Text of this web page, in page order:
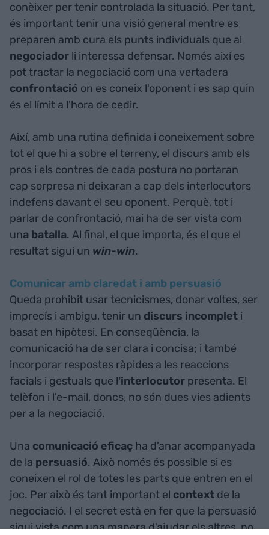
conèixer per tenir controlada la situació. Per tant,
és important tenir una visió general mentre es
preparen amb cura els punts individuals que al
negociador li interessa defensar. Només així es
pot tractar la negociació com una vertadera
confrontació on es coneix l'oponent i es sap quin
és el límit a l'hora de cedir.
Així, amb una rutina definida i coneixement sobre
tot el que hi a sobre el terreny, el discurs amb els
pros i els contres de cada postura no portaran
cap sorpresa ni deixaran a cap dels interlocutors
indefens davant el seu oponent. Perquè, tot i
parlar de confrontació, mai ha de ser vista com
una batalla. Al final, el que importa, és el que el
resultat sigui un win-win.
Comunicar amb claredat i amb persuasió
Queda prohibit usar tecnicismes, donar voltes, ser
imprecís i ambigu, tenir un discurs incomplet i
basat en hipòtesi. En conseqüència, la
comunicació ha de ser clara i concisa; i també
incorporar respostes ràpides a les reaccions
facials i gestuals que l'interlocutor presenta. El
telèfon i l'e-mail, doncs, no són dues vies adients
per a la negociació.
Una comunicació eficaç ha d'anar acompanyada
de la persuasió. Això només és possible si es
coneixen el rol de totes les parts que entren en el
joc. Per això és tant important el context de la
negociació. I el secret està en fer que la persuasió
sigui vista com una manera d'ajudar els altres, no